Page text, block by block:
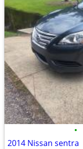
•
2014 Nissan sentra